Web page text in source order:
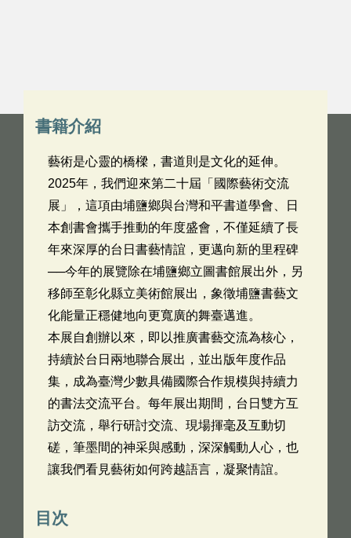
書籍介紹
藝術是心靈的橋樑，書道則是文化的延伸。
2025年，我們迎來第二十屆「國際藝術交流
展」，這項由埔鹽鄉與台灣和平書道學會、日
本創書會攜手推動的年度盛會，不僅延續了長
年來深厚的台日書藝情誼，更邁向新的里程碑
──今年的展覽除在埔鹽鄉立圖書館展出外，另
移師至彰化縣立美術館展出，象徵埔鹽書藝文
化能量正穩健地向更寬廣的舞臺邁進。
本展自創辦以來，即以推廣書藝交流為核心，
持續於台日兩地聯合展出，並出版年度作品
集，成為臺灣少數具備國際合作規模與持續力
的書法交流平台。每年展出期間，台日雙方互
訪交流，舉行研討交流、現場揮毫及互動切
磋，筆墨間的神采與感動，深深觸動人心，也
讓我們看見藝術如何跨越語言，凝聚情誼。
目次